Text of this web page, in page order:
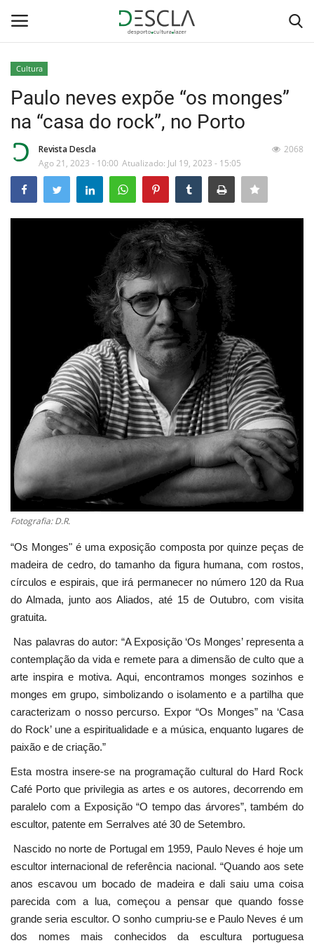
Home
...by Descla
Desporto
Estatuto Editorial
Ficha técnica
Cultura
Lazer
Ambiente
Cultura
Paulo neves expõe “os monges”
na “casa do rock”, no Porto
Revista Descla
Ago 21, 2023 - 10:00 Atualizado: Jul 19, 2023 - 15:05
2068
Fotografia: D.R.
“Os Monges" é uma exposição composta por quinze peças de
madeira de cedro, do tamanho da figura humana, com rostos,
círculos e espirais, que irá permanecer no número 120 da Rua
do Almada, junto aos Aliados, até 15 de Outubro, com visita
gratuita.
Nas palavras do autor: “A Exposição ‘Os Monges’ representa a
contemplação da vida e remete para a dimensão de culto que a
arte inspira e motiva. Aqui, encontramos monges sozinhos e
monges em grupo, simbolizando o isolamento e a partilha que
caracterizam o nosso percurso. Expor “Os Monges” na ‘Casa
do Rock’ une a espiritualidade e a música, enquanto lugares de
paixão e de criação.”
Esta mostra insere-se na programação cultural do Hard Rock
Café Porto que privilegia as artes e os autores, decorrendo em
paralelo com a Exposição “O tempo das árvores”, também do
escultor, patente em Serralves até 30 de Setembro.
Nascido no norte de Portugal em 1959, Paulo Neves é hoje um
escultor internacional de referência nacional. “Quando aos sete
anos escavou um bocado de madeira e dali saiu uma coisa
parecida com a lua, começou a pensar que quando fosse
grande seria escultor. O sonho cumpriu-se e Paulo Neves é um
dos nomes mais conhecidos da escultura portuguesa